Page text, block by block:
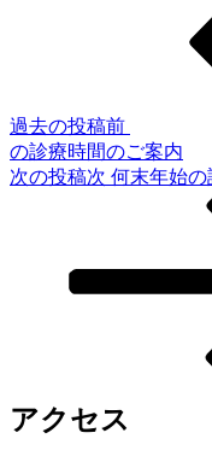
過去の投稿前
の診療時間のご案内
次の投稿次 何末年始
アクセス